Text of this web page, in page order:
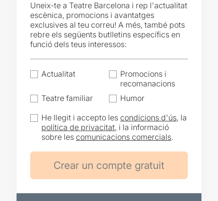
Uneix-te a Teatre Barcelona i rep l'actualitat
escènica, promocions i avantatges
exclusives al teu correu! A més, també pots
rebre els següents butlletins específics en
funció dels teus interessos:
Actualitat
Promocions i
recomanacions
Teatre familiar
Humor
He llegit i accepto lescondicions d'ús, la
política de privacitat, i la informació
sobre lescomunicacions comercials.